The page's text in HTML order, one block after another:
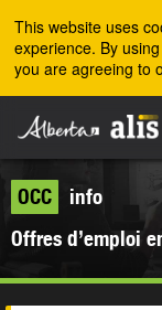
This website uses
experience. By
you are agreeing to
OCC
info
Offres d’emploi